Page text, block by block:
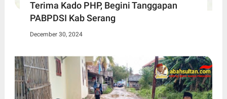
Terima Kado PHP, Begini Tanggapan
PABPDSI Kab Serang
December 30, 2024